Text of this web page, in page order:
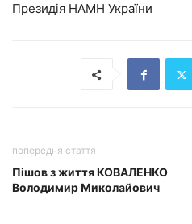
Президія НАМН України
попередня стаття
Пішов з життя КОВАЛЕНКО
Володимир Миколайович